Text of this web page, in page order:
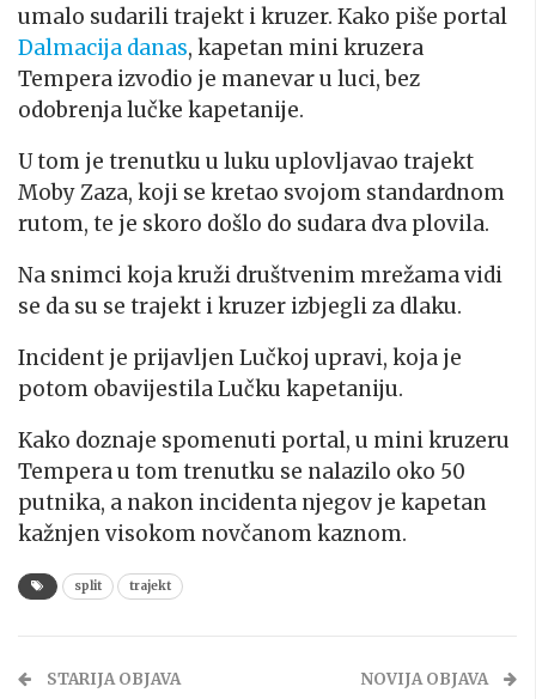
umalo sudarili trajekt i kruzer. Kako piše portal
Dalmacija danas, kapetan mini kruzera
Tempera izvodio je manevar u luci, bez
odobrenja lučke kapetanije.
U tom je trenutku u luku uplovljavao trajekt
Moby Zaza, koji se kretao svojom standardnom
rutom, te je skoro došlo do sudara dva plovila.
Na snimci koja kruži društvenim mrežama vidi
se da su se trajekt i kruzer izbjegli za dlaku.
Incident je prijavljen Lučkoj upravi, koja je
potom obavijestila Lučku kapetaniju.
Kako doznaje spomenuti portal, u mini kruzeru
Tempera u tom trenutku se nalazilo oko 50
putnika, a nakon incidenta njegov je kapetan
kažnjen visokom novčanom kaznom.
split trajekt
STARIJA OBJAVA NOVIJA OBJAVA